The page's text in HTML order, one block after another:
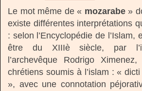
Le mot même de « mozarabe»
existe différentes interprétations
: selon l’Encyclopédie de l’Islam,
être du XIIIè siècle, par
l’archevêque Rodrigo
chrétiens soumis à l’islam : «
», avec une connotation